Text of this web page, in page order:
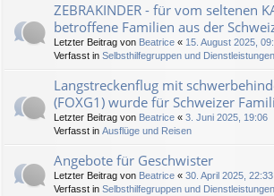
ZEBRAKINDER - für vom seltenen
betroffene Familien aus der
Letzter Beitrag von Beatrice « 15. August 2025,
Verfasst in Selbsthilfegruppen und
Langstreckenflug mit
(FOXG1) wurde für Schweizer
Letzter Beitrag von Beatrice « 3. Juni 2025, 19:06
Verfasst in Ausflüge und Reisen
Angebote für Geschwister
Letzter Beitrag von Beatrice « 30. April 2025, 22:33
Verfasst in Selbsthilfegruppen und